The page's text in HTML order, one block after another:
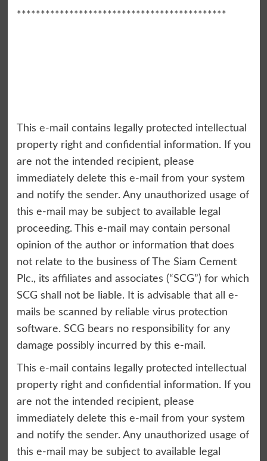
********************************************
This e-mail contains legally protected intellectual
property right and confidential information. If you
are not the intended recipient, please
immediately delete this e-mail from your system
and notify the sender. Any unauthorized usage of
this e-mail may be subject to available legal
proceeding. This e-mail may contain personal
opinion of the author or information that does
not relate to the business of The Siam Cement
Plc., its affiliates and associates (“SCG”) for which
SCG shall not be liable. It is advisable that all e-
mails be scanned by reliable virus protection
software. SCG bears no responsibility for any
damage possibly incurred by this e-mail.
This e-mail contains legally protected intellectual
property right and confidential information. If you
are not the intended recipient, please
immediately delete this e-mail from your system
and notify the sender. Any unauthorized usage of
this e-mail may be subject to available legal